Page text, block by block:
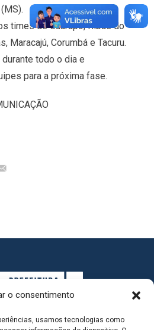
o consentimento
usamos tecnologias como
times de Caarapó, Ribas do
Maracajú, Corumbá e Tacuru.
todo o dia e
para a próxima fase.